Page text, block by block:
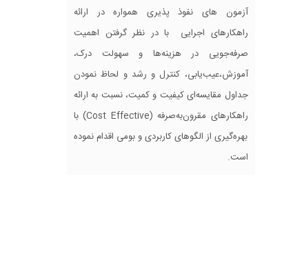
آزمون های نفوذ پذیری همواره در ارائه
راهکارهای اجرایی با در نظر گرفتن اهمیت
صرفه‌جویی در هزینه‌ها و سهولت درک،
آموزش،عیب‌یابی، کنترل و رشد و لحاظ نمودن
جداول مقایسه‌ای کیفیت و کمیت، نسبت به ارائه
راهکارهای مقرون‌به‌صرفه (Cost Effective) با
بهره‌گیری از الگوهای کاربردی و بومی اقدام نموده
است.